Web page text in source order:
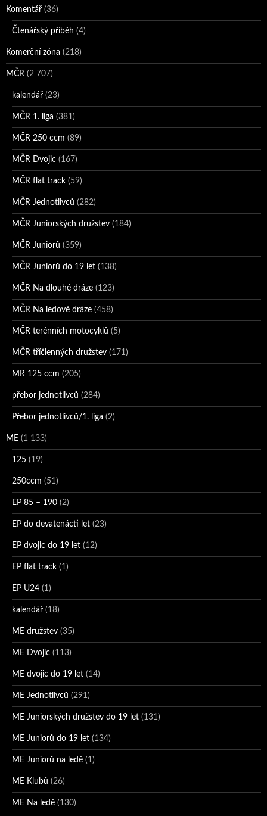
Komentář (36)
Čtenářský příběh (4)
Komerční zóna (218)
MČR (2 707)
kalendář (23)
MČR 1. liga (381)
MČR 250 ccm (89)
MČR Dvojic (167)
MČR flat track (59)
MČR Jednotlivců (282)
MČR Juniorských družstev (184)
MČR Juniorů (359)
MČR Juniorů do 19 let (138)
MČR Na dlouhé dráze (123)
MČR Na ledové dráze (458)
MČR terénních motocyklů (5)
MČR tříčlenných družstev (171)
MR 125 ccm (205)
přebor jednotlivců (284)
Přebor jednotlivců/1. liga (2)
ME (1 133)
125 (19)
250ccm (51)
EP 85 – 190 (2)
EP do devatenácti let (23)
EP dvojic do 19 let (12)
EP flat track (1)
EP U24 (1)
kalendář (18)
ME družstev (35)
ME Dvojic (113)
ME dvojic do 19 let (14)
ME Jednotlivců (291)
ME Juniorských družstev do 19 let (131)
ME Juniorů do 19 let (134)
ME Juniorů na ledě (1)
ME Klubů (26)
ME Na ledě (130)